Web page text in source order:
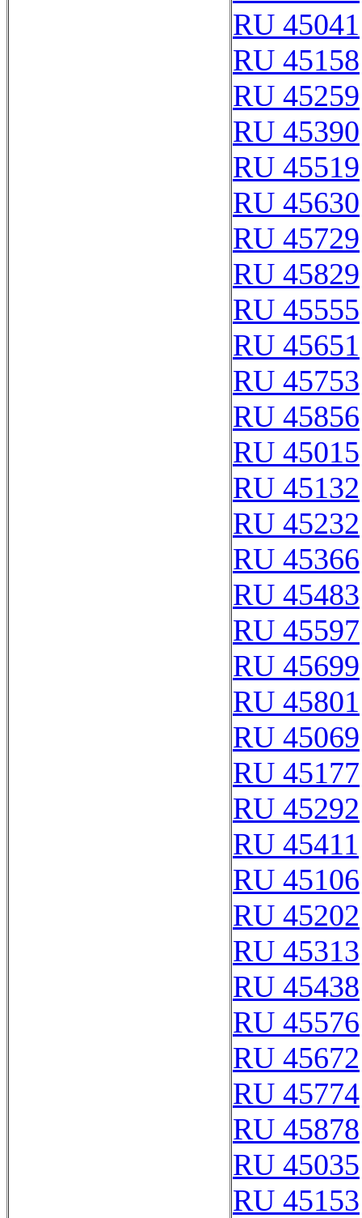
RU 45041
RU 45158
RU 45259
RU 45390
RU 45519
RU 45630
RU 45729
RU 45829
RU 45555
RU 45651
RU 45753
RU 45856
RU 45015
RU 45132
RU 45232
RU 45366
RU 45483
RU 45597
RU 45699
RU 45801
RU 45069
RU 45177
RU 45292
RU 45411
RU 45106
RU 45202
RU 45313
RU 45438
RU 45576
RU 45672
RU 45774
RU 45878
RU 45035
RU 45153